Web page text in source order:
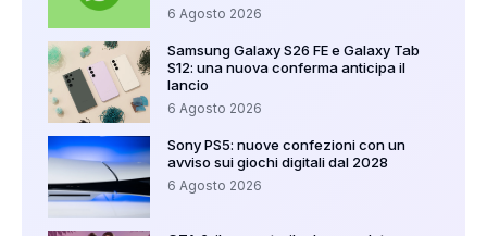
6 Agosto 2026
Samsung Galaxy S26 FE e Galaxy Tab
S12: una nuova conferma anticipa il
lancio
6 Agosto 2026
Sony PS5: nuove confezioni con un
avviso sui giochi digitali dal 2028
6 Agosto 2026